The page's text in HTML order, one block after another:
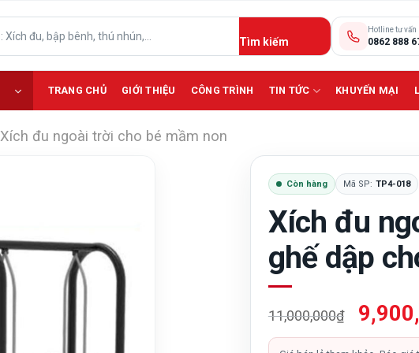
Hotline tư vấn
0862 888
TRANG CHỦ GIỚI THIỆU CÔNG TRÌNH TIN TỨC KHUYẾN MẠI
Xích đu ngoài trời cho bé mầm non
Còn hàng Mã SP: TP4-018
Xích đu
ghế dập
11,000,000₫
Giá
gốc